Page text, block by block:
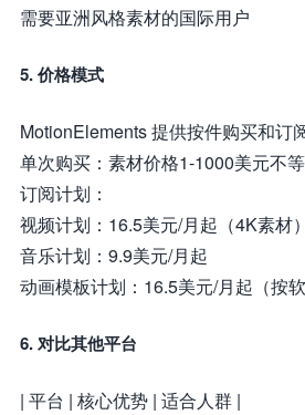
需要亚洲风格素材的国际用户
5. 价格模式
MotionElements 提供按件购买和订
单次购买：素材价格1-1000美元不等
订阅计划：
视频计划：16.5美元/月起（4K素材）
音乐计划：9.9美元/月起
动画模板计划：16.5美元/月起（按软
6. 对比其他平台
| 平台 | 核心优势 | 适合人群 |